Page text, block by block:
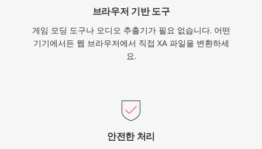
브라우저 기반 도구
게임 모딩 도구나 오디오 추출기가 필요 없습니다. 어떤
기기에서든 웹 브라우저에서 직접 XA 파일을 변환하세
요.
안전한 처리